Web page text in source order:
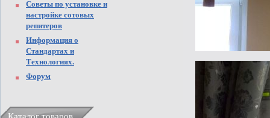
Советы по установке и
настройке сотовых
репитеров
Информация о
Стандартах и
Технологиях.
Форум